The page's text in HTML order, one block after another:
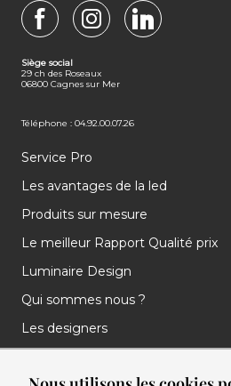
Siège social
29 ch des Roseaux
06800 Cagnes sur Mer
Téléphone : 04.92.00.07.26
Service Pro
Les avantages de la led
Produits sur mesure
Le meilleur Rapport Qualité prix
Luminaire Design
Qui sommes nous ?
Les designers